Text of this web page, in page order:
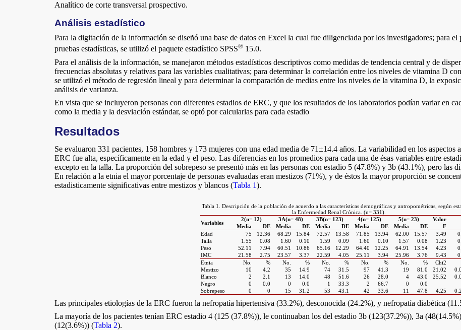
Analítico de corte transversal prospectivo.
Análisis estadístico
Para la digitación de la información se diseñó una base de datos en Excel la cual fue diligenciada por los investigadores; para
pruebas estadísticas, se utilizó el paquete estadístico SPSS®15.0.
Para el análisis de la información, se manejaron métodos estadísticos descriptivos como medidas de tendencia central y de
frecuencias absolutas y relativas para las variables cualitativas; para determinar la correlación entre los niveles de vitamina D
se utilizó el método de regresión lineal y para determinar la comparación de medias entre los niveles de la vitamina D, la
análisis de varianza.
En vista que se incluyeron personas con diferentes estadios de ERC, y que los resultados de los laboratorios podían variar en
como la media y la desviación estándar, se optó por calcularlas para cada estadio
Resultados
Se evaluaron 331 pacientes, 158 hombres y 173 mujeres con una edad media de 71±14.4 años. La variabilidad en los aspectos
ERC fue alta, específicamente en la edad y el peso. Las diferencias en los promedios para cada una de ésas variables entre
excepto en la talla. La proporción del sobrepeso se presentó más en las personas con estadio 5 (47.8%) y 3b (43.1%), pero las
En relación a la etnia el mayor porcentaje de personas evaluadas eran mestizos (71%), y de éstos la mayor proporción se
estadisticamente significativas entre mestizos y blancos (Tabla 1).
Tabla 1. Descripción de la población de acuerdo a las características demográficas y antropométricas, según
la Enfermedad Renal Crónica. (n= 331).
Variables
2(n= 12) 3A(n= 48) 3B(n= 123) 4(n= 125) 5(n= 23) Valor
Media
DE Media DE Media DE Media DE Media DE F
Edad
75 12.36 68.29 15.84 72.57 13.58 71.85 13.94 62.00 15.57 3.49
Talla
1.55 0.08 1.60 0.10 1.59 0.09 1.60 0.10 1.57 0.08 1.23
Peso
52.11 7.94 60.51 10.86 65.16 12.29 64.40 12.25 64.91 13.54 4.23
IMC
21.58 2.75 23.57 3.37 22.59 4.05 25.11 3.94 25.96 3.76 9.43
Etnia
No. % No. % No. % No. % No. %
Chi2
Mestizo
10 4.2 35 14.9 74 31.5 97 41.3 19 81.0 21.02
Blanco
2 2.1 13 14.0 48 51.6 26 28.0 4 43.0 25.52
Negro
0 0.0 0 0.0 1 33.3 2 66.7 0
0.0
Sobrepeso
0 0 15 31.2 53 43.1 42 33.6 11 47.8 4.25
Las principales etiologías de la ERC fueron la nefropatía hipertensiva (33.2%), desconocida (24.2%), y nefropatía diabética
La mayoría de los pacientes tenían ERC estadio 4 (125 (37.8%)), le continuaban los del estadio 3b (123(37.2%)), 3a
(12(3.6%)) (Tabla 2).